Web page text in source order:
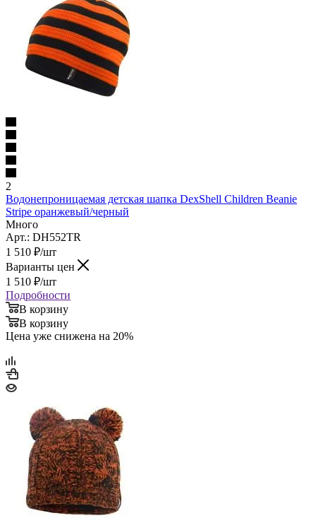
2
Водонепроницаемая детская шапка DexShell Children Beanie
Stripe оранжевый/черный
Много
Арт.: DH552TR
1 510 ₽/шт
Варианты цен
1 510 ₽/шт
Подробности
В корзину
В корзину
Цена уже снижена на 20%